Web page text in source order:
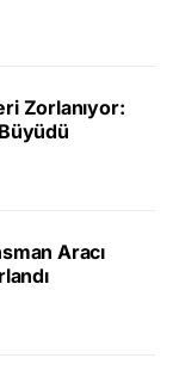
Zorlanıyor:
Aracı